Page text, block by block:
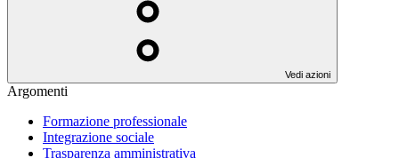
Vedi azioni
Argomenti
Formazione professionale
Integrazione sociale
Trasparenza amministrativa